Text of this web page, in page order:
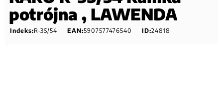
potrójna , LAWENDA
Indeks:R-3S/54 EAN:5907577476540 ID:24818